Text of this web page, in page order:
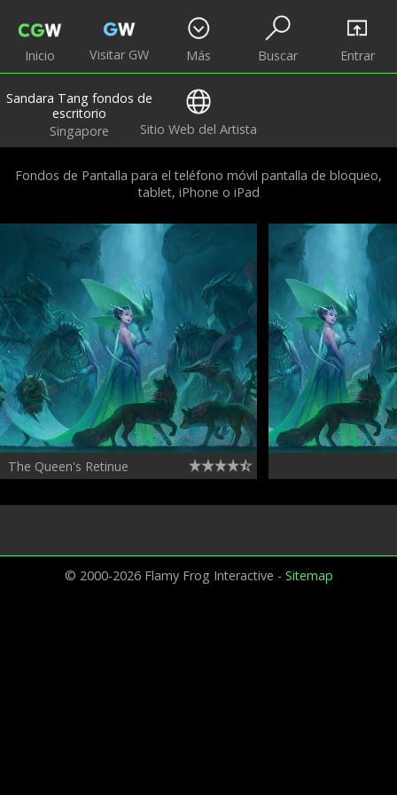
Inicio Visitar GW Más Buscar Entrar
Sandara Tang fondos de
escritorio
Singapore
Sitio Web del Artista
Fondos de Pantalla para el teléfono móvil pantalla de bloqueo,
tablet, iPhone o iPad
The Queen's Retinue
© 2000-2026 Flamy Frog Interactive - Sitemap